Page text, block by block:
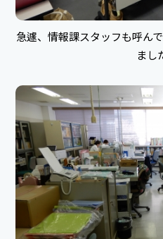
急遽、情報課スタッフも呼ん
まし